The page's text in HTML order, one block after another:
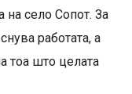
на село Сопот. За
работата, а
тоа што целата